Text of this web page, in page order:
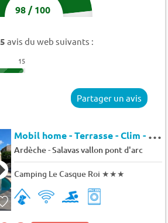
98/100
avis du web suivants :
15
Partager un avis
M
obil home - Terrasse - Clim - TV 5 pers.
Ardèche-Salavas vallon pont d'arc
Camping Le Casque Roi ★★★